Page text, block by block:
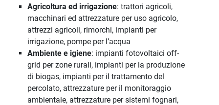
Agricoltura ed irrigazione: trattori agricoli,
macchinari ed attrezzature per uso agricolo,
attrezzi agricoli, rimorchi, impianti per
irrigazione, pompe per l’acqua
Ambiente e igiene: impianti fotovoltaici off-
grid per zone rurali, impianti per la produzione
di biogas, impianti per il trattamento del
percolato, attrezzature per il monitoraggio
ambientale, attrezzature per sistemi fognari,